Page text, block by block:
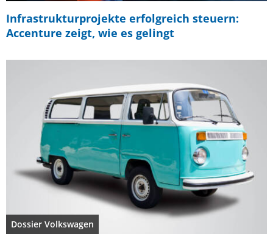
Infrastrukturprojekte erfolgreich steuern:
Accenture zeigt, wie es gelingt
Dossier Volkswagen